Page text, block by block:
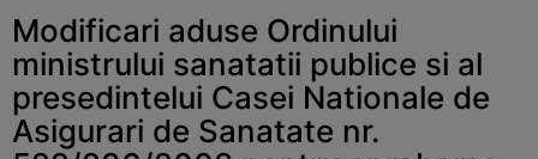
Modificari aduse Ordinului
ministrului sanatatii publice si al
presedintelui Casei Nationale de
Asigurari de Sanatate nr.